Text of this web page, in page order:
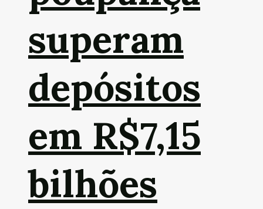
superam
depósitos
em R$7,15
bilhões